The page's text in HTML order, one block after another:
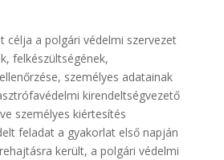
célja a polgári védelmi szervezet
felkészültségének,
személyes adatainak
kirendeltségvezető
személyes kiértesítés
feladat a gyakorlat első napján
került, a polgári védelmi